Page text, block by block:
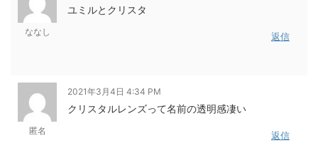
ななし
ユミルとクリスタ
返信
匿名
2021年3月4日 4:34 PM
クリスタルレンズって名前の透明感凄い
返信